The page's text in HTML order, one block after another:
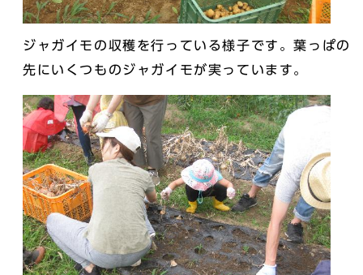
ジャガイモの収穫を行っている様子です。葉っぱの
先にいくつものジャガイモが実っています。